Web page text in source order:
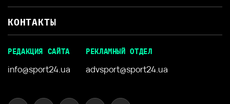
КОНТАКТЫ
РЕДАКЦИЯ САЙТА
info@sport24.ua
РЕКЛАМНЫЙ ОТДЕЛ
advsport@sport24.ua